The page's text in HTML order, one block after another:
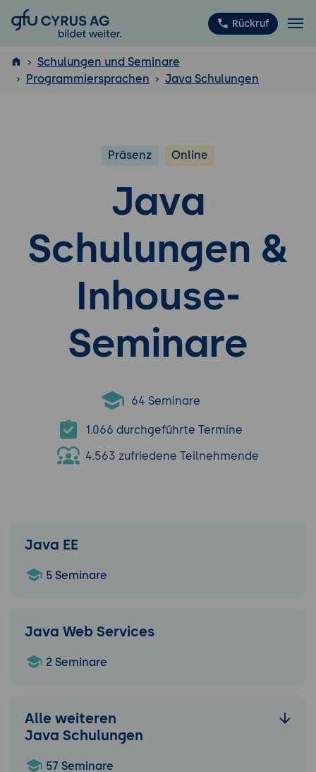
GFU Cyrus AG Rückruf
ISTQB
Schulungen und Seminare
Programmiersprachen
Java Schulungen
Präsenz Online
Java
Schulungen &
Inhouse-
Seminare
64 Seminare
1.066 durchgeführte Termine
4.563 zufriedene Teilnehmende
Java EE
5 Seminare
Java Web Services
2 Seminare
Alle weiteren
Java Schulungen
57 Seminare